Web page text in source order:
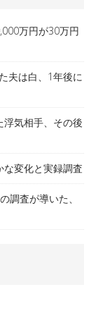
万円が30万円
夫は白、1年後に
気相手、その後
変化と実録調査
調査が導いた、